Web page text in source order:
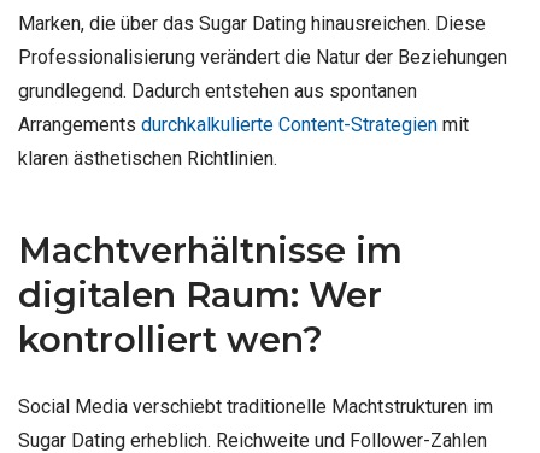
Marken, die über das Sugar Dating hinausreichen. Diese
Professionalisierung verändert die Natur der Beziehungen
grundlegend. Dadurch entstehen aus spontanen
Arrangements durchkalkulierte Content-Strategien mit
klaren ästhetischen Richtlinien.
Machtverhältnisse im
digitalen Raum: Wer
kontrolliert wen?
Social Media verschiebt traditionelle Machtstrukturen im
Sugar Dating erheblich. Reichweite und Follower-Zahlen